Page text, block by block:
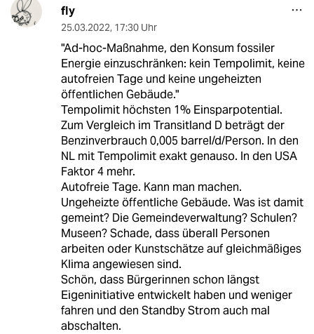
fly
25.03.2022, 17:30 Uhr
"Ad-hoc-Maßnahme, den Konsum fossiler
Energie einzuschränken: kein Tempolimit, keine
autofreien Tage und keine ungeheizten
öffentlichen Gebäude."
Tempolimit höchsten 1% Einsparpotential.
Zum Vergleich im Transitland D beträgt der
Benzinverbrauch 0,005 barrel/d/Person. In den
NL mit Tempolimit exakt genauso. In den USA
Faktor 4 mehr.
Autofreie Tage. Kann man machen.
Ungeheizte öffentliche Gebäude. Was ist damit
gemeint? Die Gemeindeverwaltung? Schulen?
Museen? Schade, dass überall Personen
arbeiten oder Kunstschätze auf gleichmäßiges
Klima angewiesen sind.
Schön, dass Bürgerinnen schon längst
Eigeninitiative entwickelt haben und weniger
fahren und den Standby Strom auch mal
abschalten.